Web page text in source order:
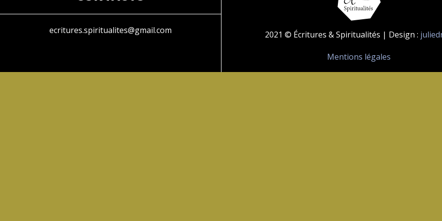
ecritures.spiritualites@gmail.com 2021 © Écritures & Spiritualités | Design :
Mentions légales